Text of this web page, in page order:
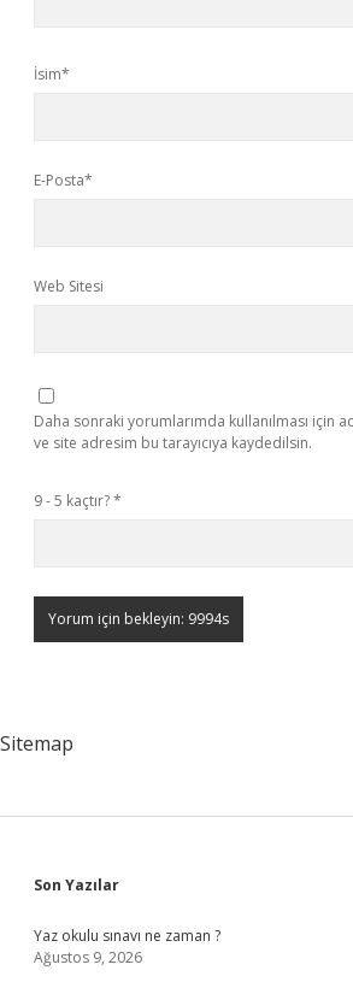
İsim*
E-Posta*
Web Sitesi
Daha sonraki yorumlarımda kullanılması için
ve site adresim bu tarayıcıya kaydedilsin.
9 - 5 kaçtır?*
Sitemap
Sidebar
Son Yazılar
Yaz okulu sınavı ne zaman ?
Ağustos 9, 2026